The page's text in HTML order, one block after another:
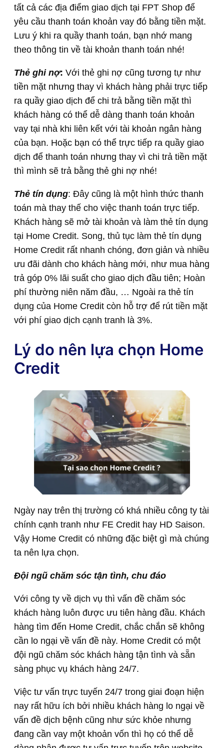
tất cả các địa điểm giao dịch tại FPT Shop để
yêu cầu thanh toán khoản vay đó bằng tiền mặt.
Lưu ý khi ra quầy thanh toán, bạn nhớ mang
theo thông tin về tài khoản thanh toán nhé!
Thẻ ghi nợ: Với thẻ ghi nợ cũng tương tự như
tiền mặt nhưng thay vì khách hàng phải trực tiếp
ra quầy giao dịch để chi trả bằng tiền mặt thì
khách hàng có thể dễ dàng thanh toán khoản
vay tại nhà khi liên kết với tài khoản ngân hàng
của bạn. Hoặc bạn có thể trực tiếp ra quầy giao
dịch để thanh toán nhưng thay vì chi trả tiền mặt
thì mình sẽ trả bằng thẻ ghi nợ nhé!
Thẻ tín dụng: Đây cũng là một hình thức thanh
toán mà thay thế cho việc thanh toán trực tiếp.
Khách hàng sẽ mở tài khoản và làm thẻ tín dụng
tại Home Credit. Song, thủ tục làm thẻ tín dụng
Home Credit rất nhanh chóng, đơn giản và nhiều
ưu đãi dành cho khách hàng mới, như mua hàng
trả góp 0% lãi suất cho giao dịch đầu tiên; Hoàn
phí thường niên năm đầu, … Ngoài ra thẻ tín
dụng của Home Credit còn hỗ trợ để rút tiền mặt
với phí giao dịch cạnh tranh là 3%.
Lý do nên lựa chọn Home
Credit
Ngày nay trên thị trường có khá nhiều công ty tài
chính cạnh tranh như FE Credit hay HD Saison.
Vậy Home Credit có những đặc biệt gì mà chúng
ta nên lựa chọn.
Đội ngũ chăm sóc tận tình, chu đáo
Với công ty về dịch vụ thì vấn đề chăm sóc
khách hàng luôn được ưu tiên hàng đầu. Khách
hàng tìm đến Home Credit, chắc chắn sẽ không
cần lo ngại về vấn đề này. Home Credit có một
đội ngũ chăm sóc khách hàng tận tình và sẵn
sàng phục vụ khách hàng 24/7.
Việc tư vấn trực tuyến 24/7 trong giai đoạn hiện
nay rất hữu ích bởi nhiều khách hàng lo ngại về
vấn đề dịch bệnh cũng như sức khỏe nhưng
đang cần vay một khoản vốn thì họ có thể dễ